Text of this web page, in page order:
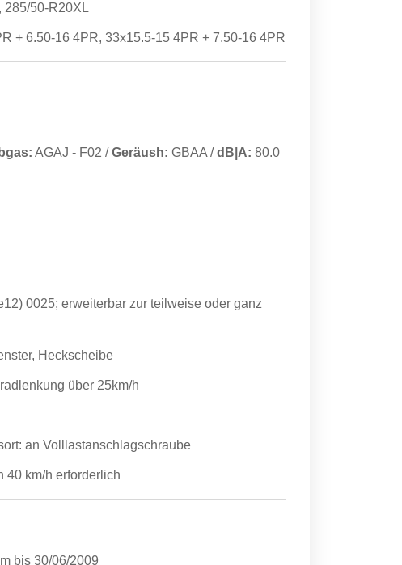
285/50-R20XL
+ 6.50-16 4PR, 33x15.5-15 4PR + 7.50-16 4PR
AGAJ - F02 /Geräush: GBAA /dB|A: 80.0
0025; erweiterbar zur teilweise oder ganz
Heckscheibe
über 25km/h
an Volllastanschlagschraube
40 km/h erforderlich
bis 30/06/2009